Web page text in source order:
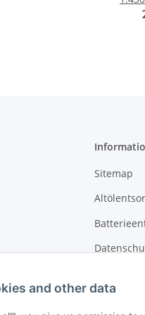
Sitemap
AGB
and other data